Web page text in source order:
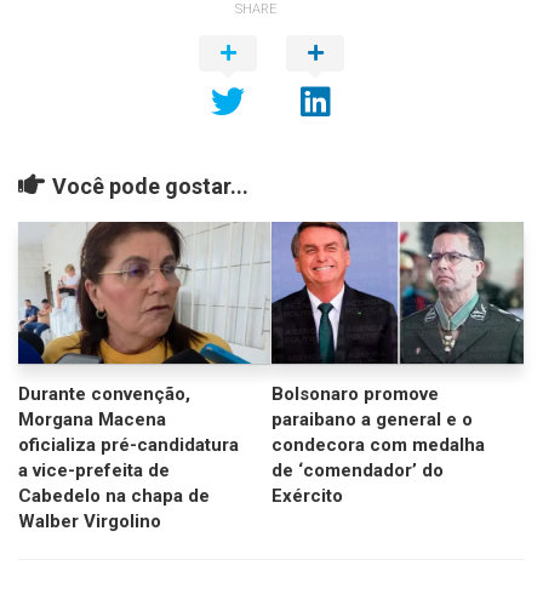
SHARE
Você pode gostar...
Durante convenção,
Morgana Macena
oficializa pré-candidatura
a vice-prefeita de
Cabedelo na chapa de
Walber Virgolino
Bolsonaro promove
paraibano a general e o
condecora com medalha
de ‘comendador’ do
Exército